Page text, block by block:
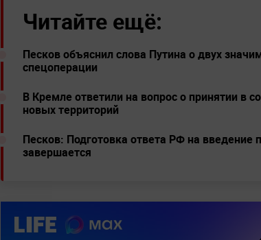
Читайте ещё:
Песков объяснил слова Путина о двух
спецоперации
В Кремле ответили на вопрос о принятии в
новых территорий
Песков: Подготовка ответа РФ на введение
завершается